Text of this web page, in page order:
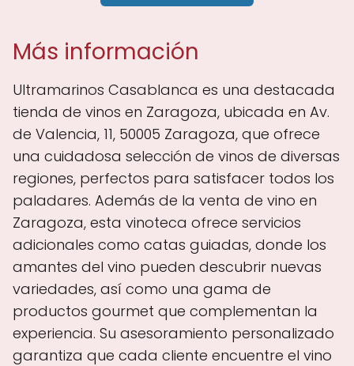
Más información
Ultramarinos Casablanca es una destacada
tienda de vinos en Zaragoza, ubicada en Av.
de Valencia, 11, 50005 Zaragoza, que ofrece
una cuidadosa selección de vinos de diversas
regiones, perfectos para satisfacer todos los
paladares. Además de la venta de vino en
Zaragoza, esta vinoteca ofrece servicios
adicionales como catas guiadas, donde los
amantes del vino pueden descubrir nuevas
variedades, así como una gama de
productos gourmet que complementan la
experiencia. Su asesoramiento personalizado
garantiza que cada cliente encuentre el vino